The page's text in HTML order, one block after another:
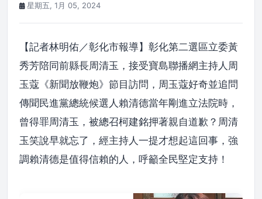
星期五, 1月 05, 2024
【記者林明佑／彰化市報導】彰化第二選區立委黃
秀芳陪同前縣長周清玉，接受寶島聯播網主持人周
玉蔻《新聞放鞭炮》節目訪問，周玉蔻好奇並追問
傳聞民進黨總統候選人賴清德當年剛進立法院時，
曾得罪周清玉，被總召柯建銘押著親自道歉？周清
玉笑說早就忘了，經主持人一提才想起這回事，強
調賴清德是值得信賴的人，呼籲全民堅定支持！